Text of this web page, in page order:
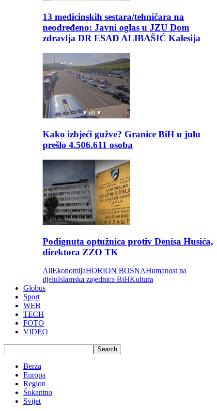
13 medicinskih sestara/tehničara na
neodređeno: Javni oglas u JZU Dom
zdravlja DR ESAD ALIBAŠIĆ Kalesija
Kako izbjeći gužve? Granice BiH u julu
prešlo 4.506.611 osoba
Podignuta optužnica protiv Denisa Husića,
direktora ZZO TK
AllEkonomijaHORION BOSNAHumanost na
djeluIslamska zajednica BiHKultura
Globus
Sport
WEB
TECH
FOTO
VIDEO
Berza
Europa
Region
Šokantno
Svijet